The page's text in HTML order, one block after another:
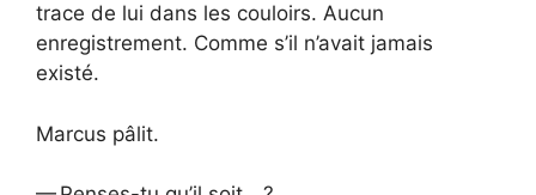
trace de lui dans les couloirs. Aucun
enregistrement. Comme s’il n’avait jamais
existé.
Marcus pâlit.